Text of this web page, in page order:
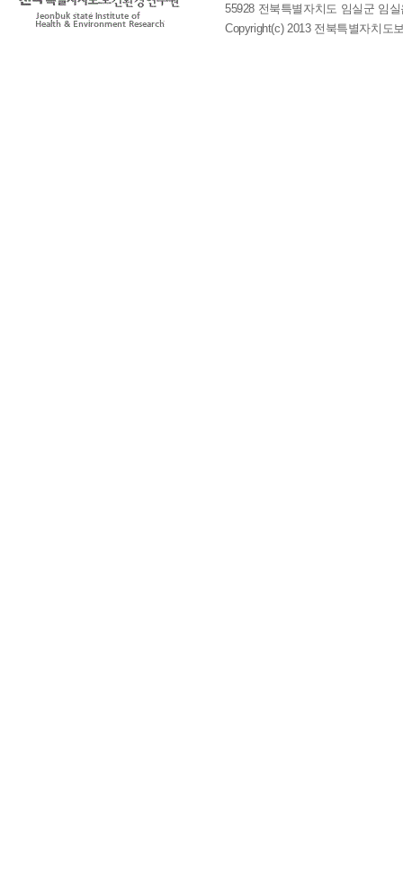
55928 전북특별자치도 임실군 임
Copyright(c) 2013 전북특별자치도